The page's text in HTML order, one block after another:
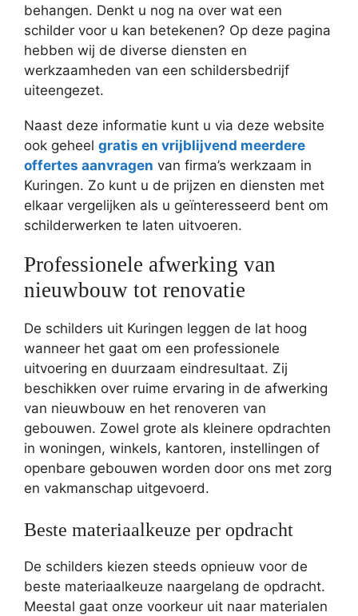
behangen. Denkt u nog na over wat een
schilder voor u kan betekenen? Op deze pagina
hebben wij de diverse diensten en
werkzaamheden van een schildersbedrijf
uiteengezet.
Naast deze informatie kunt u via deze website
ook geheel gratis en vrijblijvend meerdere
offertes aanvragen van firma’s werkzaam in
Kuringen. Zo kunt u de prijzen en diensten met
elkaar vergelijken als u geïnteresseerd bent om
schilderwerken te laten uitvoeren.
Professionele afwerking van
nieuwbouw tot renovatie
De schilders uit Kuringen leggen de lat hoog
wanneer het gaat om een professionele
uitvoering en duurzaam eindresultaat. Zij
beschikken over ruime ervaring in de afwerking
van nieuwbouw en het renoveren van
gebouwen. Zowel grote als kleinere opdrachten
in woningen, winkels, kantoren, instellingen of
openbare gebouwen worden door ons met zorg
en vakmanschap uitgevoerd.
Beste materiaalkeuze per opdracht
De schilders kiezen steeds opnieuw voor de
beste materiaalkeuze naargelang de opdracht.
Meestal gaat onze voorkeur uit naar materialen